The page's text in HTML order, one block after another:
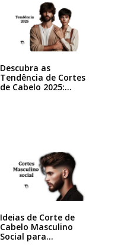
Descubra as
Tendência de Cortes
de Cabelo 2025:…
Ideias de Corte de
Cabelo Masculino
Social para…